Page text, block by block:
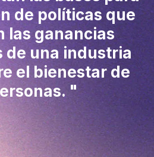
de políticas que
las ganancias
de una industria
el bienestar de